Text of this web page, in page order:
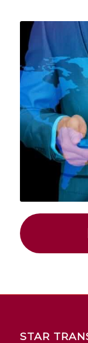
STAR